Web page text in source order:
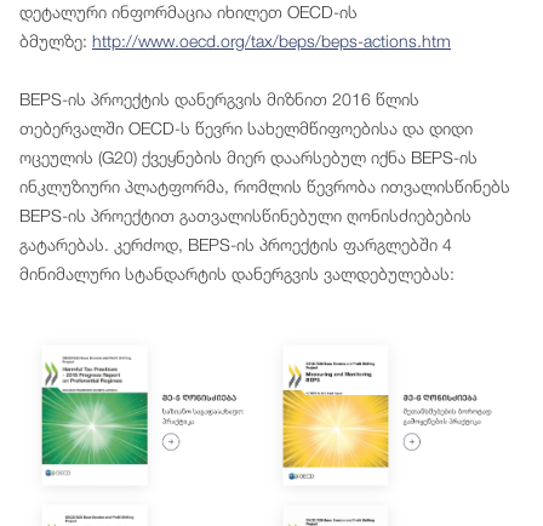
დეტალური ინფორმაცია იხილეთ OECD-ის
ბმულზე: http://www.oecd.org/tax/beps/beps-actions.htm
BEPS-ის პროექტის დანერგვის მიზნით 2016 წლის
თებერვალში OECD-ს წევრი სახელმწიფოებისა და დიდი
ოცეულის (G20) ქვეყნების მიერ დაარსებულ იქნა BEPS-ის
ინკლუზიური პლატფორმა, რომლის წევრობა ითვალისწინებს
BEPS-ის პროექტით გათვალისწინებული ღონისძიებების
გატარებას. კერძოდ, BEPS-ის პროექტის ფარგლებში 4
მინიმალური სტანდარტის დანერგვის ვალდებულებას: